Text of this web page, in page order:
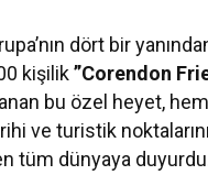
dört bir
kişilik”Corendon
bu özel heyet,
ve turistik
tüm dünyaya